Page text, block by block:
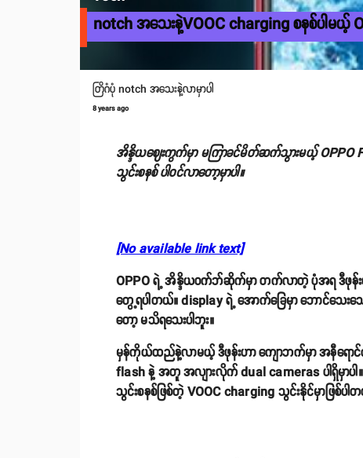
notch အသေးနဲ့VOOC charging စနစ်ပါမယ့်
တြိဂံပုံ notch အသေးနဲ့လာမှာပါ
8 years ago
အိန္ဒိယဈေးကွက်မှာ မကြာခင်မိတ်ဆက်သွားမယ့် OPPO
သွင်းစနစ် ပါဝင်လာတော့မှာပါ။
[No available link text]
OPPO ရဲ့ အိန္ဒိယဝက်ဘ်ဆိုက်မှာ တက်လာတဲ့ ပုံအရ ဒီဖုန်
တွေ့ရပါတယ်။ display ရဲ့ အောက်ခြေမှာ ဘောင်သေးသ
တော့ မသိရသေးပါဘူး။
မှန်ကိုယ်ထည်နဲ့လာမယ့် ဒီဖုန်းဟာ ကျောဘက်မှာ အနီရောင်က
flash နဲ့ အတူ အလျားလိုက် dual cameras ပါရှိမှာပါ။
သွင်းစနစ်ဖြစ်တဲ့ VOOC charging သွင်းနိုင်မှာဖြစ်ပါ